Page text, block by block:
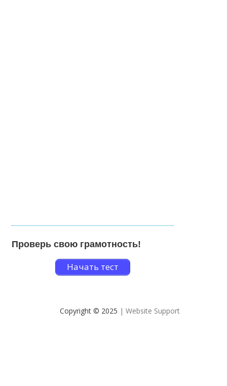
Проверь свою грамотность!
Начать тест
Copyright © 2025 | Website Support